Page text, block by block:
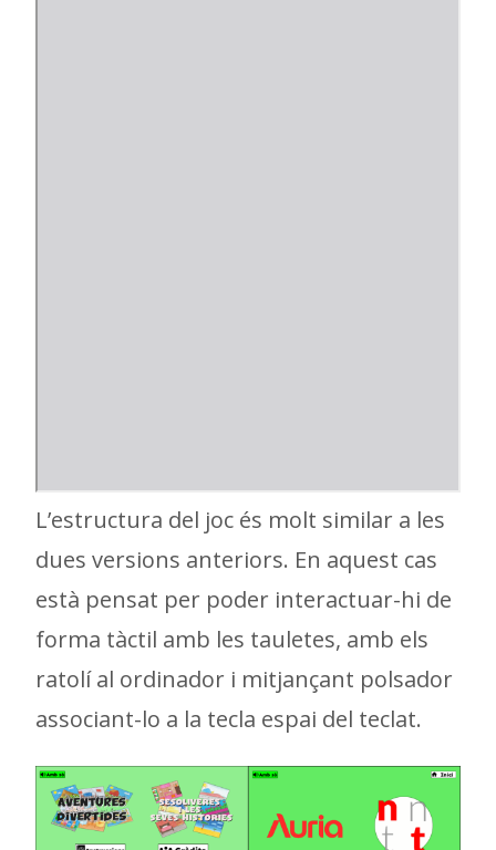
L’estructura del joc és molt similar a les
dues versions anteriors. En aquest cas
està pensat per poder interactuar-hi de
forma tàctil amb les tauletes, amb els
ratolí al ordinador i mitjançant polsador
associant-lo a la tecla espai del teclat.